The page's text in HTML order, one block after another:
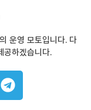
운영 모토입니다. 다
공하겠습니다.
T
e
l